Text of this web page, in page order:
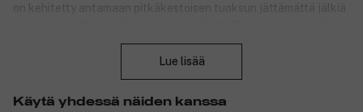
on kehitetty antamaan pitkäkestoisen tuoksun jättämättä jälkiä
ja hoitavan tunteen. Ihohoidosta inspiroitunut metallinen
sinisellä viikunalla, jossa on makeita, maitomaisia ja vihreitä
Lue lisää
Käytä yhdessä näiden kanssa